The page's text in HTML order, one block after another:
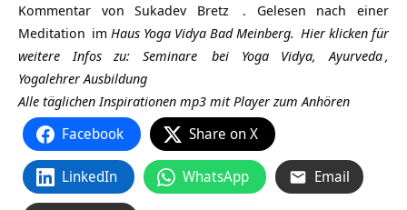
Kommentar vonSukadev Bretz
. Gelesen nach einer
Meditation im Haus Yoga Vidya Bad Meinberg. Hier klicken für
weitere Infos zu: Seminare bei Yoga Vidya,Ayurveda,
Yogalehrer Ausbildung
Alle täglichen Inspirationen mp3 mit Player zum Anhören
Facebook Share on X
LinkedIn WhatsApp Email